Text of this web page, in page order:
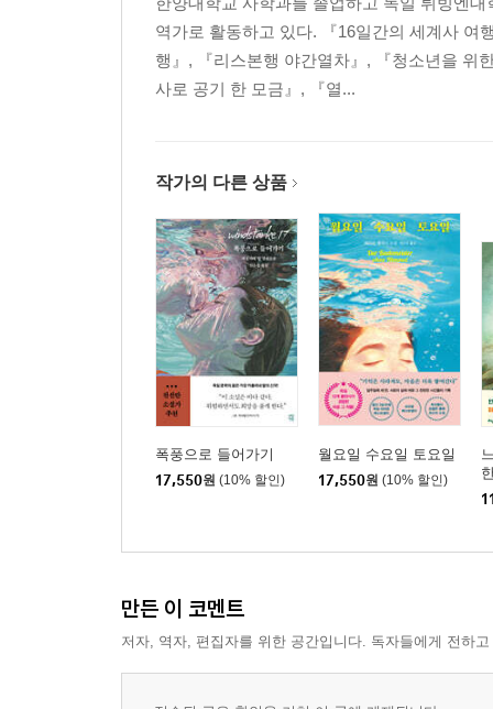
역가로 활동하고 있다. 『16일간의 세계사 여
행』, 『리스본행 야간열차』, 『청소년을 위
사로 공기 한 모금』, 『열...
작가의 다른 상품
폭풍으로 들어가기
17,550원 (10% 할인)
월요일 수요일 토요일
17,550원 (10% 할인)
만든 이 코멘트
저자, 역자, 편집자를 위한 공간입니다. 독자들에게 전하